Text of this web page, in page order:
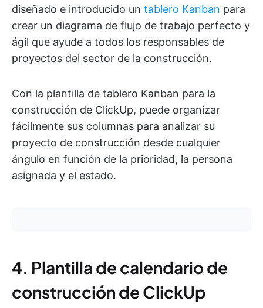
diseñado e introducido un tablero Kanban para
crear un diagrama de flujo de trabajo perfecto y
ágil que ayude a todos los responsables de
proyectos del sector de la construcción.
Con la plantilla de tablero Kanban para la
construcción de ClickUp, puede organizar
fácilmente sus columnas para analizar su
proyecto de construcción desde cualquier
ángulo en función de la prioridad, la persona
asignada y el estado.
4. Plantilla de calendario de
construcción de ClickUp